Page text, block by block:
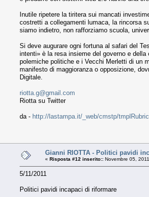
Inutile ripetere la tiritera sui mancati
costretti a collegamenti lumaca, la rincorsa
siamo indietro, non rafforziamo scuola,
Si deve augurare ogni fortuna al safari del
intenti» è la resa insieme del governo e
polemiche politiche e i Vecchi Merletti di un
manifesto di maggioranza o opposizione,
Digitale.
riotta.g@gmail.com
Riotta su Twitter
da - http://lastampa.it/_web/cmstp/
Gianni RIOTTA - Politici pavidi
« Risposta #12 inserito:: Novembre 05,
5/11/2011
Politici pavidi incapaci di riformare